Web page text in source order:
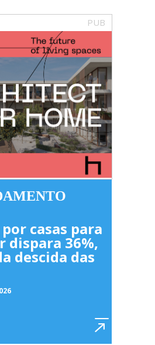
PUB
casas para
dispara 36%,
descida das